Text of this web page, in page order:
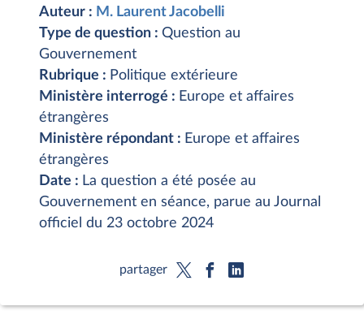
Auteur : M. Laurent Jacobelli
Type de question : Question au
Gouvernement
Rubrique : Politique extérieure
Ministère interrogé : Europe et affaires
étrangères
Ministère répondant : Europe et affaires
étrangères
Date : La question a été posée au
Gouvernement en séance, parue au Journal
officiel du 23 octobre 2024
partager